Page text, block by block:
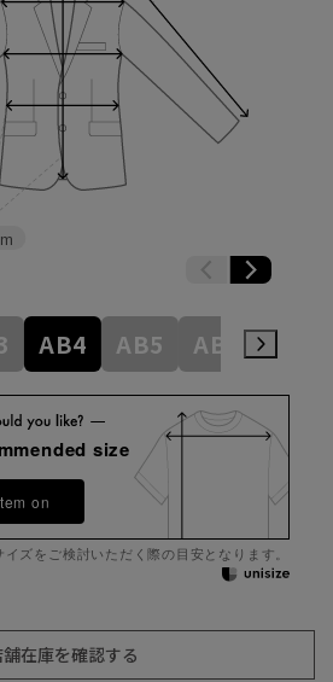
AB4 AB5 AB6
size
on
ズをご検討いただく際の目安となります。